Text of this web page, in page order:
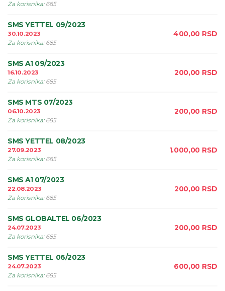
Za korisnika: 685
SMS YETTEL 09/2023
30.10.2023
Za korisnika: 685
400,00 RSD
SMS A1 09/2023
16.10.2023
Za korisnika: 685
200,00 RSD
SMS MTS 07/2023
06.10.2023
Za korisnika: 685
200,00 RSD
SMS YETTEL 08/2023
27.09.2023
Za korisnika: 685
1.000,00 RSD
SMS A1 07/2023
22.08.2023
Za korisnika: 685
200,00 RSD
SMS GLOBALTEL 06/2023
24.07.2023
Za korisnika: 685
200,00 RSD
SMS YETTEL 06/2023
24.07.2023
Za korisnika: 685
600,00 RSD